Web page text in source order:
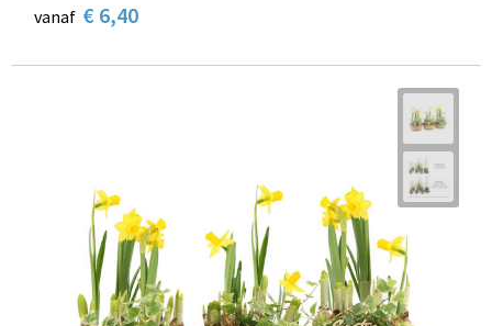
vanaf € 6,40